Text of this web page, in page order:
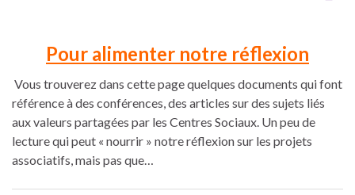
Pour alimenter notre réflexion
Vous trouverez dans cette page quelques documents qui font
référence à des conférences, des articles sur des sujets liés
aux valeurs partagées par les Centres Sociaux. Un peu de
lecture qui peut « nourrir » notre réflexion sur les projets
associatifs, mais pas que…